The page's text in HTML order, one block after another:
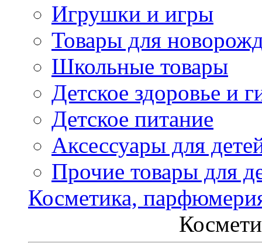
Игрушки и игры
Товары для
Школьные товары
Детское здоровье и
Детское питание
Аксессуары для
Прочие товары для
Косметика,